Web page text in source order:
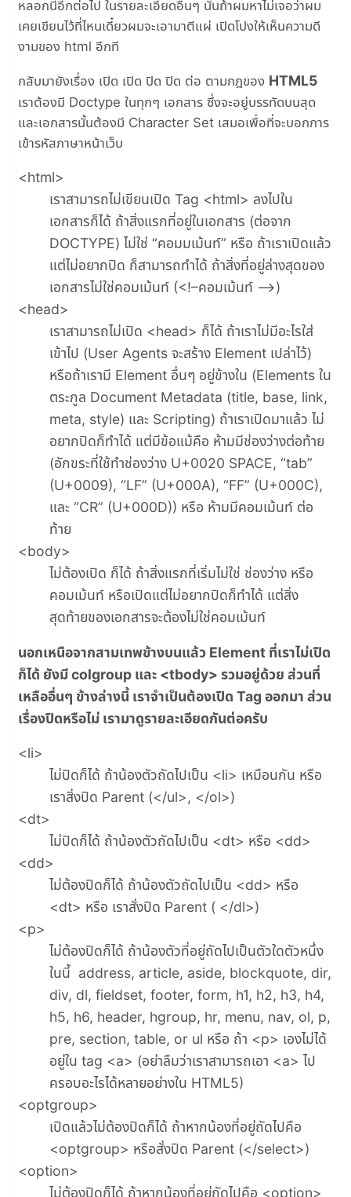
หลอกนี้อีกต่อไป ในรายละเอียดอื่นๆ นั้นถ้าผมหาไม่เจอว่าผม
เคยเขียนไว้ที่ไหนเดี๋ยวผมจะเอามาตีแผ่ เปิดโปงให้เห็นความดี
งามของ html อีกที
กลับมายังเรื่อง เปิด เปิด ปิด ปิด ต่อ ตามกฎของ HTML5
เราต้องมี Doctype ในทุกๆ เอกสาร ซึ่งจะอยู่บรรทัดบนสุด
และเอกสารนั้นต้องมี Character Set เสมอเพื่อที่จะบอกการ
เข้ารหัสภาษาหน้าเว็บ
<html>
เราสามารถไม่เขียนเปิด Tag <html> ลงไปใน
เอกสารก็ได้ ถ้าสิ่งแรกที่อยู่ในเอกสาร (ต่อจาก
DOCTYPE) ไม่ใช่ “คอมมเม้นท์” หรือ ถ้าเราเปิดแล้ว
แต่ไม่อยากปิด ก็สามารถทำได้ ถ้าสิ่งที่อยู่ล่างสุดของ
เอกสารไม่ใช่คอมเม้นท์ (<!–คอมเม้นท์ –>)
<head>
เราสามารถไม่เปิด <head> ก็ได้ ถ้าเราไม่มีอะไรใส่
เข้าไป (User Agents จะสร้าง Element เปล่าไว้)
หรือถ้าเรามี Element อื่นๆ อยู่ข้างใน (Elements ใน
ตระกูล Document Metadata (title, base, link,
meta, style) และ Scripting) ถ้าเราเปิดมาแล้ว ไม่
อยากปิดก็ทำได้ แต่มีข้อแม้คือ ห้ามมีช่องว่างต่อท้าย
(อักขระที่ใช้ทำช่องว่าง U+0020 SPACE, “tab”
(U+0009), “LF” (U+000A), “FF” (U+000C),
และ “CR” (U+000D)) หรือ ห้ามมีคอมเม้นท์ ต่อ
ท้าย
<body>
ไม่ต้องเปิด ก็ได้ ถ้าสิ่งแรกที่เริ่มไม่ใช่ ช่องว่าง หรือ
คอมเม้นท์ หรือเปิดแต่ไม่อยากปิดก็ทำได้ แต่สิ่ง
สุดท้ายของเอกสารจะต้องไม่ใช่คอมเม้นท์
นอกเหนือจากสามเทพข้างบนแล้ว Element ที่เราไม่เปิด
ก็ได้ ยังมี colgroup และ <tbody> รวมอยู่ด้วย ส่วนที่
เหลืออื่นๆ ข้างล่างนี้ เราจำเป็นต้องเปิด Tag ออกมา ส่วน
เรื่องปิดหรือไม่ เรามาดูรายละเอียดกันต่อครับ
<li>
ไม่ปิดก็ได้ ถ้าน้องตัวถัดไปเป็น <li> เหมือนกัน หรือ
เราสิ่งปิด Parent (</ul>, </ol>)
<dt>
ไม่ปิดก็ได้ ถ้าน้องตัวถัดไปเป็น <dt> หรือ <dd>
<dd>
ไม่ต้องปิดก็ได้ ถ้าน้องตัวถัดไปเป็น <dd> หรือ
<dt> หรือ เราสั่งปิด Parent ( </dl>)
<p>
ไม่ต้องปิดก็ได้ ถ้าน้องตัวที่อยู่ถัดไปเป็นตัวใดตัวหนึ่ง
ในนี้ address, article, aside, blockquote, dir,
div, dl, fieldset, footer, form, h1, h2, h3, h4,
h5, h6, header, hgroup, hr, menu, nav, ol, p,
pre, section, table, or ul หรือ ถ้า <p> เองไม่ได้
อยู่ใน tag <a> (อย่าลืมว่าเราสามารถเอา <a> ไป
ครอบอะไรได้หลายอย่างใน HTML5)
<optgroup>
เปิดแล้วไม่ต้องปิดก็ได้ ถ้าหากน้องที่อยู่ถัดไปคือ
<optgroup> หรือสั่งปิด Parent (</select>)
<option>
ไม่ต้องปิดก็ได้ ถ้าหากน้องที่อยู่ถัดไปคือ <option>